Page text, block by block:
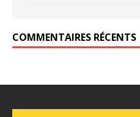
COMMENTAIRES RÉCENTS